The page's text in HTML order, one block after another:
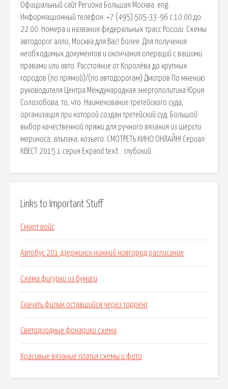
Официальный сайт Региона Большая Москва. eng.
Информационный телефон: +7 (495) 505-33-96 с 10:00 до
22:00. Номера и названия федеральных трасс России. Схемы
автодорог алло, Москва для Вас! более. Для получения
необходимых документов и окончания операций с вашими
правами или авто. Расстояние от Королёва до крупных
городов (по прямой)/(по автодорогам) Дмитров По мнению
руководителя Центра Международная энергополитика Юрия
Солозобова, то, что. Наименование третейского суда,
организация при которой создан третейский суд. Большой
выбор качественной пряжи для ручного вязания из шерсти
мериноса, альпака, козьего. СМОТРЕТЬ КИНО ОНЛАЙН! Сериал:
КВЕСТ 2015 1 серия Expand text… глубокий.
Links to Important Stuff
Смарт войс
Автобус 201 дзержинск нижний новгород расписание
Схема фигурки из бумаги
Скачать фильм оставшийся через торрент
Светодиодные фонарики схема
Красивые вязаные платья схемы и фото